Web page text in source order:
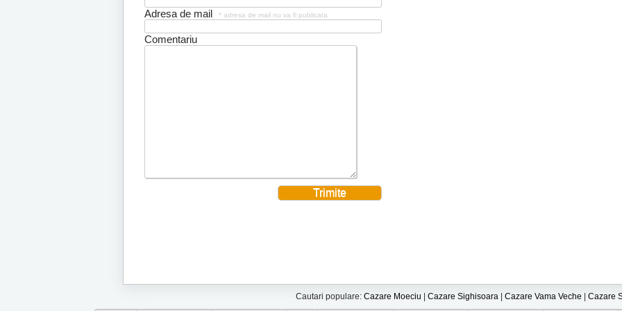
Adresa de mail * adresa de mail nu va fi publicata
Comentariu
Cautari populare: Cazare Moeciu Cazare Sighisoara Cazare Vama Veche Cazare